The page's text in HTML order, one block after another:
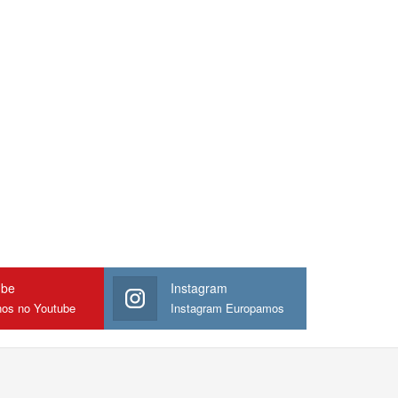
no Youtube
Instagram
Instagram Europamos